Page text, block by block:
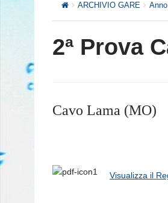
ARCHIVIO GARE
2ª Prova
Cavo Lama (MO)
Visualizza il